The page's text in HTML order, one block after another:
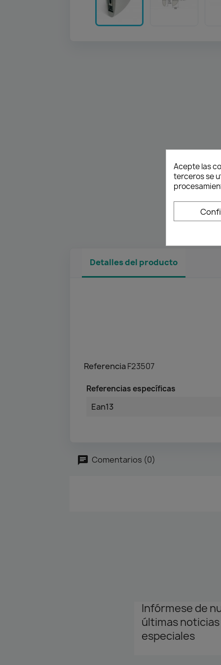
Detalles del producto
ReferenciaF23507
Referencias específicas
Ean13
Comentarios (0)
Infórmese de
últimas
especiales
Acepte las
terceros se